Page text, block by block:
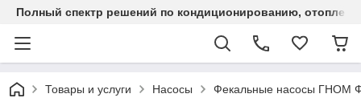
Полный спектр решений по кондиционированию,
Товары и услуги Насосы Фекальные насосы ГНОМ